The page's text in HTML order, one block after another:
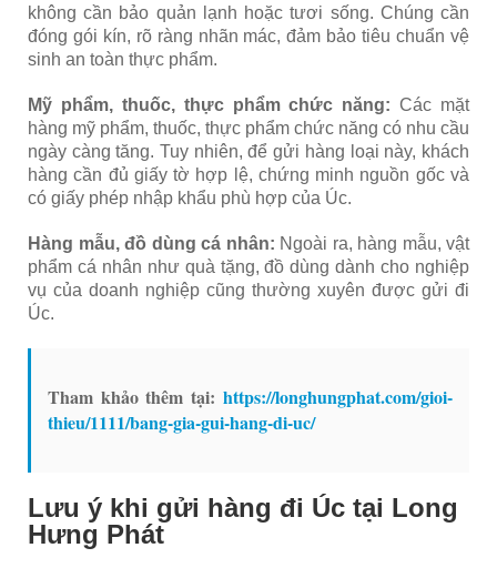
không cần bảo quản lạnh hoặc tươi sống. Chúng cần
đóng gói kín, rõ ràng nhãn mác, đảm bảo tiêu chuẩn vệ
sinh an toàn thực phẩm.
Mỹ phẩm, thuốc, thực phẩm chức năng:Các mặt
hàng mỹ phẩm, thuốc, thực phẩm chức năng có nhu cầu
ngày càng tăng. Tuy nhiên, để gửi hàng loại này, khách
hàng cần đủ giấy tờ hợp lệ, chứng minh nguồn gốc và
có giấy phép nhập khẩu phù hợp của Úc.
Hàng mẫu, đồ dùng cá nhân: Ngoài ra, hàng mẫu, vật
phẩm cá nhân như quà tặng, đồ dùng dành cho nghiệp
vụ của doanh nghiệp cũng thường xuyên được gửi đi
Úc.
Tham khảo thêm tại: https://longhungphat.com/gioi-
thieu/1111/bang-gia-gui-hang-di-uc/
Lưu ý khi gửi hàng đi Úc tại Long
Hưng Phát